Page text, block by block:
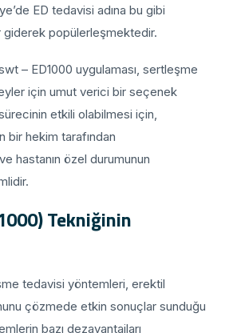
ED tedavisi adına bu gibi
popülerleşmektedir.
– ED1000 uygulaması, sertleşme
için umut verici bir seçenek
etkili olabilmesi için,
bir hekim tarafından
hastanın özel durumunun
Tekniğinin
tedavisi yöntemleri, erektil
çözmede etkin sonuçlar sunduğu
bazı dezavantajları